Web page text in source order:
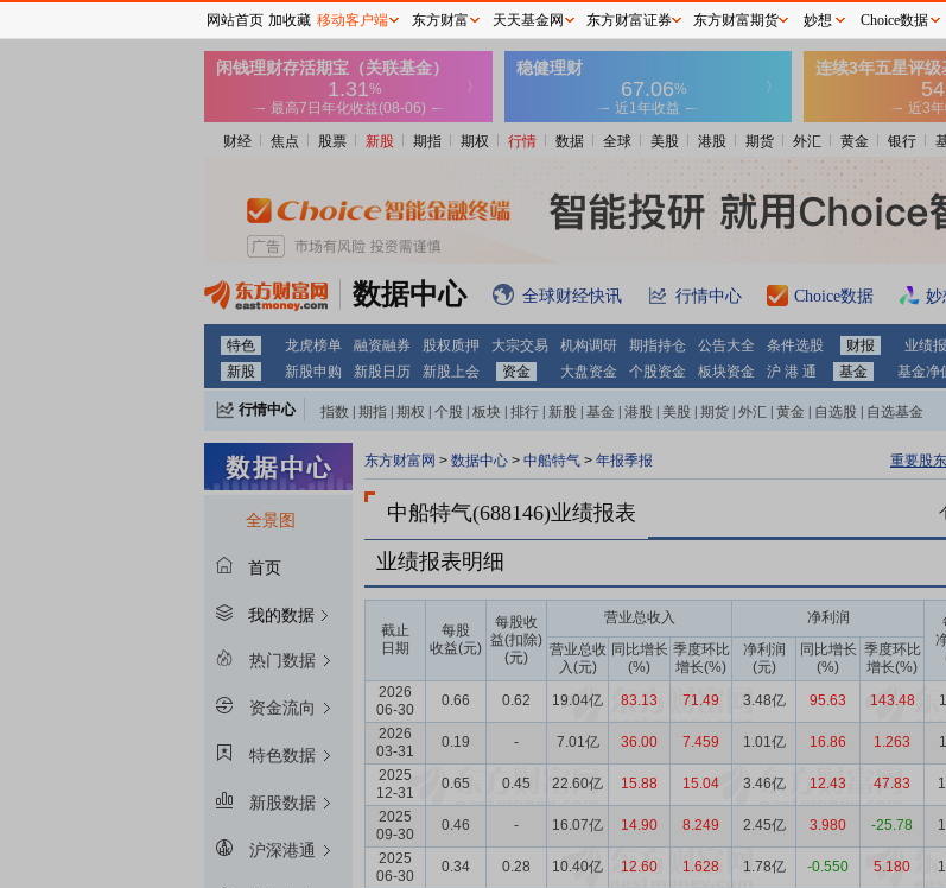
财经 焦点 股票 新股 期指 期权 行情 数据 全球 美股 港股 期货 外汇 黄金 银行
数据中心 全球财经快讯 行情中心 Choice数据 妙
特色 龙虎榜单 融资融券 股权质押 大宗交易 机构调研 期指持仓 公告大全 条件选股 财报 业绩
新股
新股申购 新股日历 新股上会 资金 大盘资金 个股资金 板块资金 沪 港 通 基金 基金净
行情中心 指数 期指 期权 个股 板块 排行 新股 基金 港股 美股 期货 外汇 黄金 自选股 自选基金
全景图
首页
我的数据
热门数据
资金流向
特色数据
新股数据
沪深港通
东方财富网 > 数据中心 > 中船特气 > 年报季报 重要股
中船特气(688146)业绩报表
业绩报表明细
截止
日期
每股
收益(元)
每股收
益(扣除)
(元)
营业总收入 净利润
营业总收
入(元)
同比增长
(%)
季度环比
增长(%)
净利润
(元)
同比增长
(%)
季度环比
增长(%)
2026
06-30
0.66 0.62 19.04亿 83.13 71.49 3.48亿 95.63 143.48
2026
03-31
0.19 - 7.01亿 36.00 7.459 1.01亿 16.86 1.263
2025
12-31
0.65 0.45 22.60亿 15.88 15.04 3.46亿 12.43 47.83
2025
09-30
0.46 - 16.07亿 14.90 8.249 2.45亿 3.980 -25.78
2025
06-30
0.34 0.28 10.40亿 12.60 1.628 1.78亿 -0.550 5.180
网站首页 加收藏 移动客户端 东方财富 天天基金网 东方财富证券 东方财富期货 妙想 Choice数据